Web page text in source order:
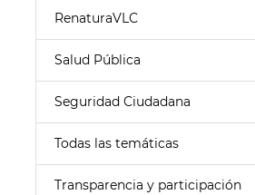
RenaturaVLC
Salud Pública
Seguridad Ciudadana
Todas las temáticas
Transparencia y participación